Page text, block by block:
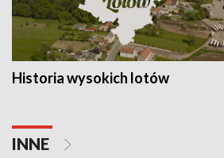
Historia wysokich lotów
INNE